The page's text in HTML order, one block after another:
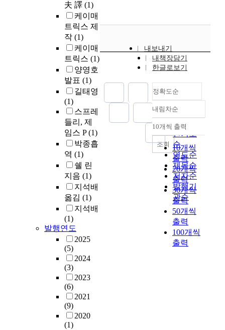
夫 譯 (1)
케이매
트릭스 제
작 (1)
케이매
트릭스 (1)
양영호
발표 (1)
길태영
(1)
스프레
들리, 제
임스 P(1)
박종흡
역 (1)
쉘 린
지음 (1)
지석배
옮김 (1)
지석배
(1)
발행연도
2025
(5)
2024
(3)
2023
(6)
2021
(9)
2020
(1)
내보내기
내책장담기
한글로보기
정확도순
정확도
순
인기도
순
연도순
제목순
저자순
발행기
관순
내림차순
내림차순
10개씩 출력
10개씩
출력
20개씩
출력
30개씩
출력
50개씩
출력
100개씩
출력
조회